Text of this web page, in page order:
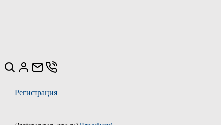
Регистрация